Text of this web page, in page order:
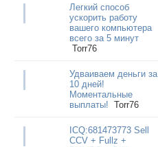
Легкий способ
ускорить работу
вашего компьютера
всего за 5 минут
Torr76
Удваиваем деньги за
10 дней!
Моментальные
выплаты! Torr76
ICQ:681473773 Sell
CCV + Fullz +